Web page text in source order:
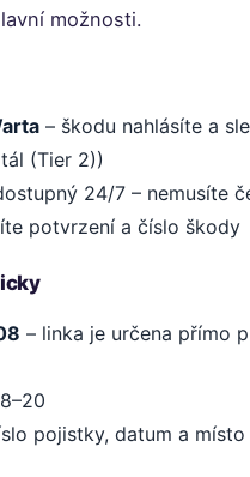
možnosti.
– škodu nahlásíte a
(Tier 2))
24/7 – nemusíte
potvrzení a číslo škody
– linka je určena přímo
pojistky, datum a